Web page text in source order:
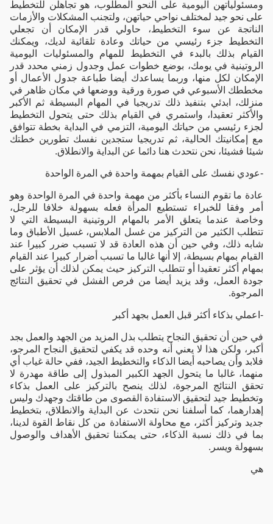
ومسئولياتهن اليومية على النحو المطلوب، هو تجاهلن للتخطيط
على نحو جيد لمختلف نواحي حياتهن، ولتجنب المشكلات والأزمات
الناتجة عن سوء التخطيط، حاولي قدر الإمكان أن تجعلي
التخطيط جزء رئيسي من حياتك وعادة تلقائية لديك، ويمكنك
القيام بذلك بالبدء في التخطيط للمهام والمسئوليات اليومية
الروتينية في يومك، بوضع خطوات عمل وجدول زمني محدد قدر
الإمكان لكل منها، وربما يساعدك أيضا طباعة جدول الأعمال أو
مخططك الأسبوعي في صورة ورقية ووضعها في مكان ظاهر في
منزلك، ابدئي بتنفيذ ذلك تدريجيا في المهام البسيطة ثم الأكبر
والأكثر تعقيدا، واستمري في القيام بذلك حتى يتحول التخطيط
لجزء رئيسي من حياتك اليومية، التزمي في البداية بخطة تتوافق
مع إمكانيتك الحالية، ثم تدريجيا ستجدين نفسك تطورين خطتك
شيئا فشيئا، نحن نتحدث هنا دائما عن البداية والانطلاق.
-عودي نفسك على القيام بمهمة واحدة في المرة الواحدة
عادة ما تقوم النساء بأكثر من مهمة واحدة في المرة الواحدة وهو
أمر وفقا للخبراء تستطيع المرأة فعله بسهولة خلافا للرجل،
وخاصة عندما يتعلق الأمر بالمهام الروتينية البسيطة التي لا
تتطلب الكثير من التركيز من غسل الملابس، غسيل الأطباق وما
شابه ذلك، وفي حين أن هذه العادة قد لا تسبب ضرر كبيرا عند
القيام بمهام بسيطة، إلا أنها غالبا ما تسبب أضرار كبيرا عند القيام
بمهام أكثر تعقيدا أو تتطلب التركيز حيث يمكن لذلك أن يؤثر على
جودة العمل، وقد يزيد أيضا من فرص الفشل في تحقيق النتائج
المرجوة.
-اعملي بذكاء أكثر قبل العمل بجهد أكبر
في حين أن تحقيق النجاح يتطلب بذل المزيد من الجهد والعمل بجد
أكبر، ولكن هذا لا يعني أنه وحده قد يكفي لتحقيق النجاح المرجو،
فلابد وأن يصاحبه أيضا الذكاء والتخطيط الجيد، ففي حالة غياب أي
منهما، غالبا ما يتحول الجهد الكبير المبذول إلى طاقة مهدرة لا
تحقق النتائج المرجوة، لذلك ينصح بالتركيز على العمل بذكاء
وتخطيط جيد لتحقيق الاستفادة القصوى من طاقتك وجهدك وليس
إهدارهما، كما أسلفنا نحن نتحدث عن البداية والانطلاق، بتخطيط
جديد وتركيز أكثر، مع محاولة الاستفادة من كل نقاط القوة لدينا،
بما في ذلك نسبة الذكاء، حتى يمكننا تحقيق الأهداف والوصول
بسهولة ويسر.
هي